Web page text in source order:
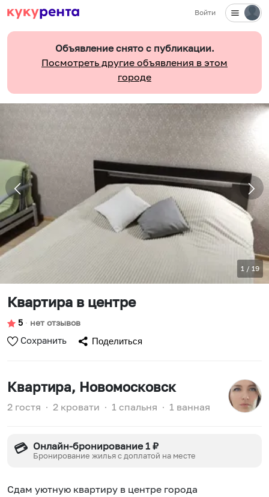
Войти
Объявление снято с публикации.
Посмотреть другие объявления в этом
городе
1 / 19
Квартира в центре
5 ∙ нет отзывов
Сохранить Поделиться
Квартира, Новомосковск
2 гостя ∙ 2 кровати ∙ 1 спальня ∙ 1 ванная
💳 Онлайн-бронирование 1 ₽
Бронирование жилья с доплатой на месте
Сдам уютную квартиру в центре города